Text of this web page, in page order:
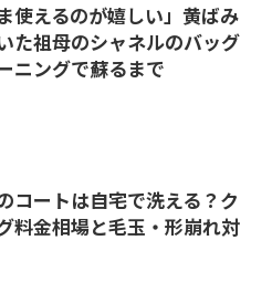
使えるのが嬉しい」黄ばみ
た祖母のシャネルのバッグ
ニングで蘇るまで
コートは自宅で洗える？ク
料金相場と毛玉・形崩れ対